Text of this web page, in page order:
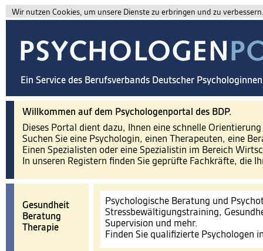
Wir nutzen Cookies, um unsere Dienste zu erbringen und zu
Ein Service des Berufsverbands Deutscher
Willkommen auf dem Psychologenportal des BDP.
Dieses Portal dient dazu, Ihnen eine schnelle
Suchen Sie eine Psychologin, einen Therapeuten, eine
Einen Spezialisten oder eine Spezialistin im Bereich
In unseren Registern finden Sie geprüfte Fachkräfte, die
Gesundheit
Beratung
Therapie
Psychologische Beratung und
Stressbewältigungstraining,
Supervision und mehr.
Finden Sie qualifizierte Psychologen